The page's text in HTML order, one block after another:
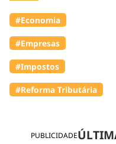
PUBLICIDADE
#Economia
#Empresas
#Impostos
#Reforma Tributária